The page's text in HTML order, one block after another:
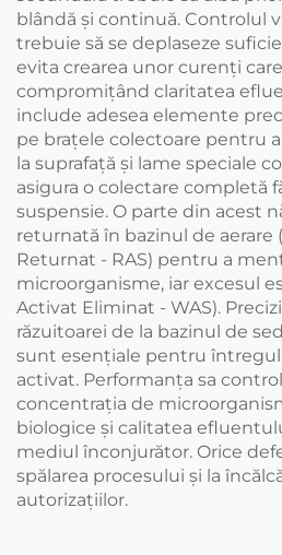
blândă și continuă. Controlul
trebuie să se deplaseze
evita crearea unor curenți
compromițând claritatea
include adesea elemente
pe brațele colectoare pentru
la suprafață și lame speciale
asigura o colectare completă
suspensie. O parte din acest
returnată în bazinul de aerare
Returnat - RAS) pentru a
microorganisme, iar excesul
Activat Eliminat - WAS).
răzuitoarei de la bazinul de
sunt esențiale pentru
activat. Performanța sa
concentrația de
biologice și calitatea
mediul înconjurător. Orice
spălarea procesului și la
autorizațiilor.